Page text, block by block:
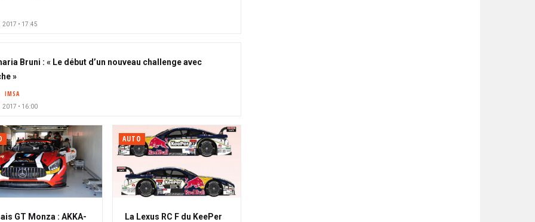
2017 • 17:45
Bruni : « Le début d’un nouveau challenge avec
»
IMSA
2017 • 16:00
GT Monza : AKKA-
AUTO
La Lexus RC F du KeePer